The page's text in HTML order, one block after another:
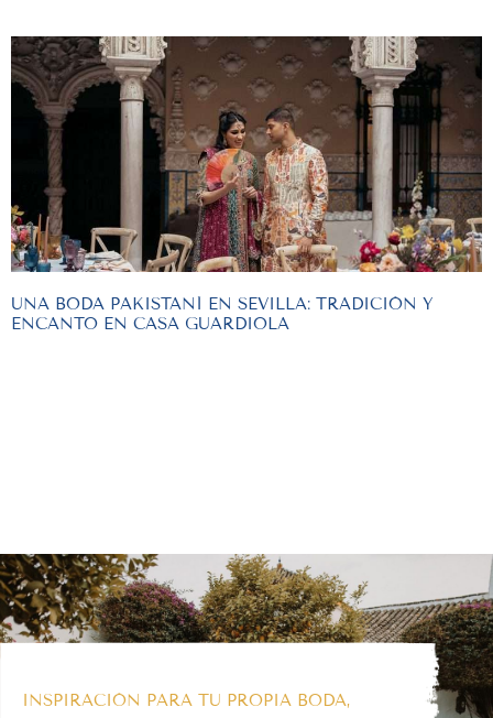
UNA BODA PAKISTANÍ EN SEVILLA: TRADICIÓN Y
ENCANTO EN CASA GUARDIOLA
INSPIRACIÓN PARA TU PROPIA BODA,